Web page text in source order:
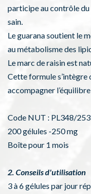
participe au contrôle du
sain.
Le guarana soutient le
au métabolisme des
Le marc de raisin est
Cette formule s’intègre
accompagner
Code NUT : PL348/253
200 gélules -250 mg
Boîte pour 1 mois
2. Conseils d'utilisation
3 à 6 gélules par jour